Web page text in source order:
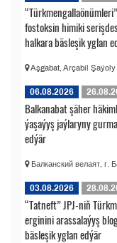
fostoksin himiki
halkara bäsleşik yglan
Aşgabat, Arçabil Şaýoly
06.08.2026
Balkanabat şäher
ýaşaýyş jaýlaryny
edýär
Балканский велаят, г.
03.08.2026
“Tatneft” JPJ-niň
erginini arassalaýyş
bäsleşik yglan edýär